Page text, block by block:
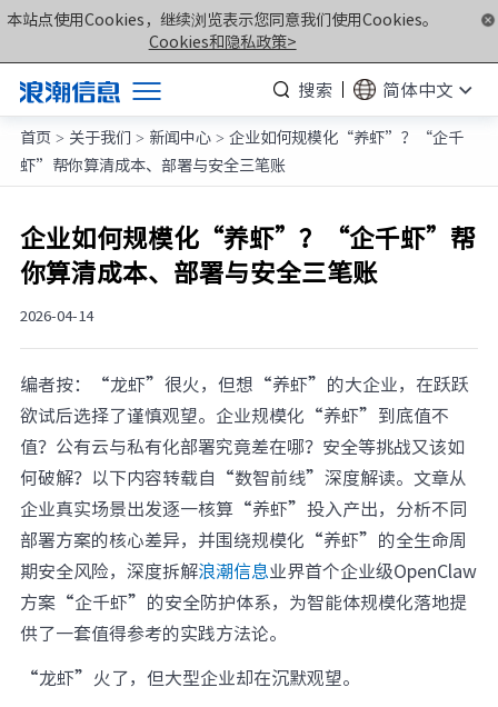
本站点使用Cookies，继续浏览表示您同意我们使用Cookies。
Cookies和隐私政策>
搜索
简体中文
产品
解决方案
服务支持
如何购买
合作伙伴
联合创新平台
关于我们
计算产业洞察
元脑品牌升级公告
首页 > 关于我们 > 新闻中心 > 企业如何规模化“养虾”？“企千
虾”帮你算清成本、部署与安全三笔账
企业如何规模化“养虾”？“企千虾”帮
你算清成本、部署与安全三笔账
2026-04-14
编者按：“龙虾”很火，但想“养虾”的大企业，在跃跃
欲试后选择了谨慎观望。企业规模化“养虾”到底值不
值？公有云与私有化部署究竟差在哪？安全等挑战又该如
何破解？以下内容转载自“数智前线”深度解读。文章从
企业真实场景出发逐一核算“养虾”投入产出，分析不同
部署方案的核心差异，并围绕规模化“养虾”的全生命周
期安全风险，深度拆解浪潮信息业界首个企业级OpenClaw
方案“企千虾”的安全防护体系，为智能体规模化落地提
供了一套值得参考的实践方法论。
“龙虾”火了，但大型企业却在沉默观望。